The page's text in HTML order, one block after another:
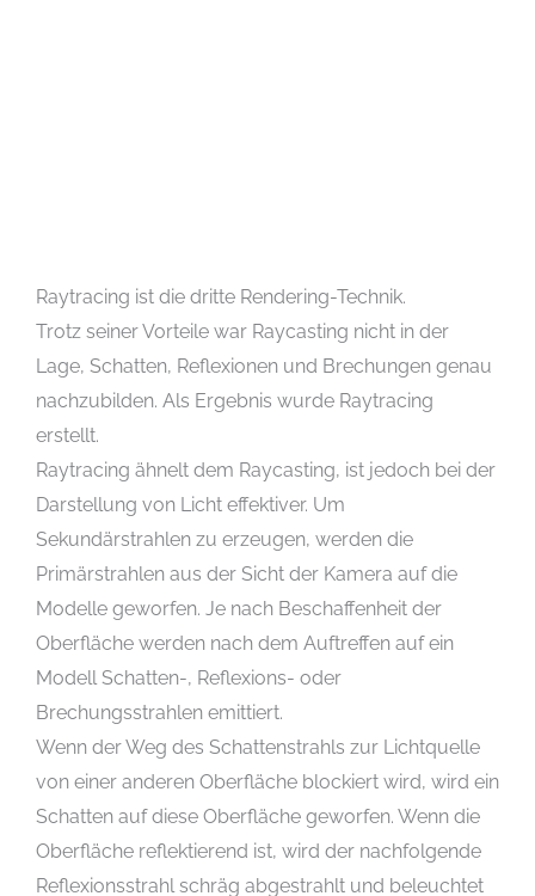
Raytracing ist die dritte Rendering-Technik.
Trotz seiner Vorteile war Raycasting nicht in der
Lage, Schatten, Reflexionen und Brechungen genau
nachzubilden. Als Ergebnis wurde Raytracing
erstellt.
Raytracing ähnelt dem Raycasting, ist jedoch bei der
Darstellung von Licht effektiver. Um
Sekundärstrahlen zu erzeugen, werden die
Primärstrahlen aus der Sicht der Kamera auf die
Modelle geworfen. Je nach Beschaffenheit der
Oberfläche werden nach dem Auftreffen auf ein
Modell Schatten-, Reflexions- oder
Brechungsstrahlen emittiert.
Wenn der Weg des Schattenstrahls zur Lichtquelle
von einer anderen Oberfläche blockiert wird, wird ein
Schatten auf diese Oberfläche geworfen. Wenn die
Oberfläche reflektierend ist, wird der nachfolgende
Reflexionsstrahl schräg abgestrahlt und beleuchtet